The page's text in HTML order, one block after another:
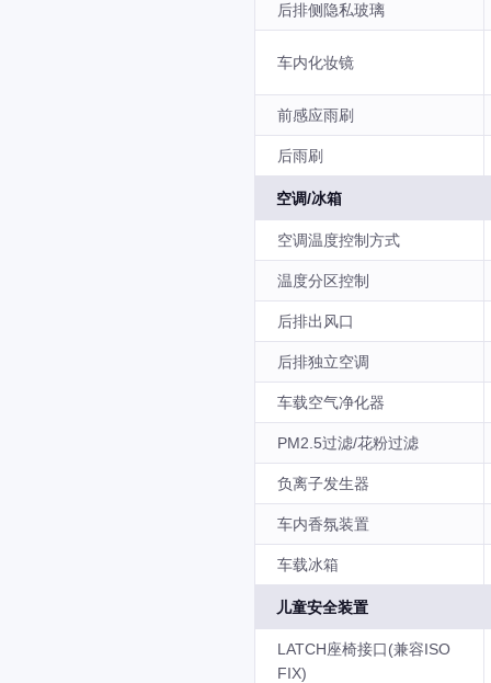
后排侧隐私玻璃
车内化妆镜
前感应雨刷
后雨刷
空调/冰箱
空调温度控制方式
温度分区控制
后排出风口
后排独立空调
车载空气净化器
PM2.5过滤/花粉过滤
负离子发生器
车内香氛装置
车载冰箱
儿童安全装置
LATCH座椅接口(兼容ISO
FIX)